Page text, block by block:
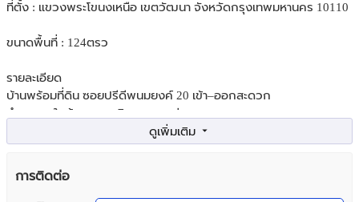
ที่ตั้ง : แขวงพระโขนงเหนือ เขตวัฒนา จังหวัดกรุงเทพมหานคร 10110
ขนาดพื้นที่ : 124ตรว
รายละเอียด
บ้านพร้อมที่ดิน ซอยปรีดีพนมยงค์ 20 เข้า–ออกสะดวก
ทำเลทอง ใกล้ถนนสุขุมวิท และทางด่วน
จุดเด่น
ใกล้ ตลาดสดพระโขนง ใช้ชีวิตง่ายครบทุกความสะดวก
การติดต่อ